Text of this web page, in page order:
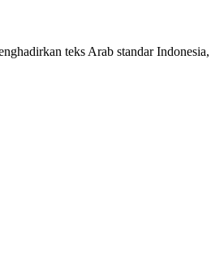
teks Arab standar